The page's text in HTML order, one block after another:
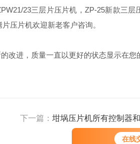
在线
23三层片压片机，ZP-25新款三层
压片机欢迎新老客户咨询。
进，质量一直以更好的状态显示在您
下一篇： 坩埚压片机所有控制器